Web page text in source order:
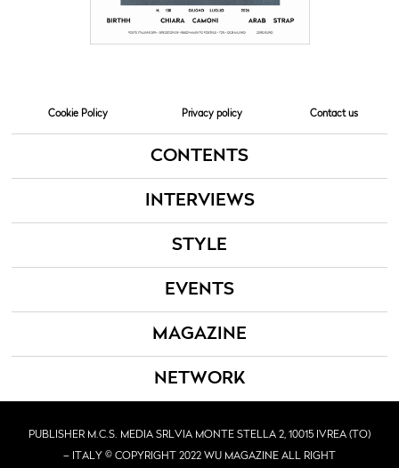
Cookie Policy Privacy policy Contact us
CONTENTS
INTERVIEWS
STYLE
EVENTS
MAGAZINE
NETWORK
PUBLISHER M.C.S. MEDIA SRL VIA MONTE STELLA 2, 10015 IVREA (TO)
– ITALY © COPYRIGHT 2022 WU MAGAZINE ALL RIGHT